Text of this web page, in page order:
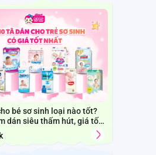
bé sơ sinh loại nào tốt?
dán siêu thấm hút, giá tốt